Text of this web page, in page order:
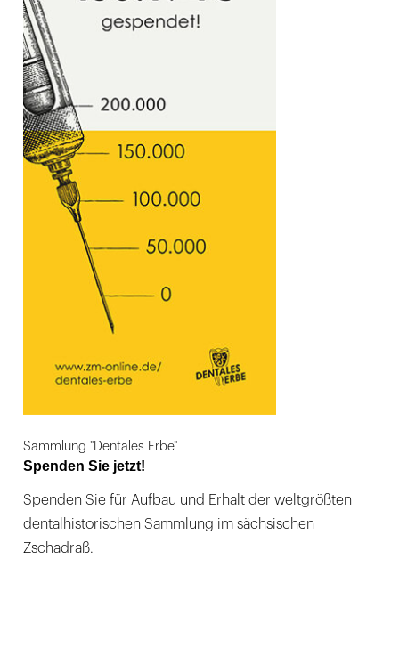
Sammlung "Dentales Erbe"
Spenden Sie jetzt!
Spenden Sie für Aufbau und Erhalt der weltgrößten
dentalhistorischen Sammlung im sächsischen
Zschadraß.